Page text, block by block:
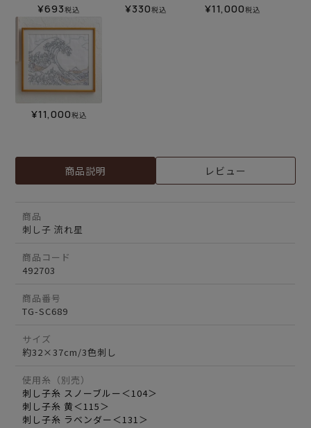
¥693税込 ¥330税込 ¥11,000税込
¥11,000税込
商品説明 レビュー
商品
刺し子 流れ星
商品コード
492703
商品番号
TG-SC689
サイズ
約32×37cm/3色刺し
使用糸（別売）
刺し子糸 スノーブルー＜104＞
刺し子糸 黄＜115＞
刺し子糸 ラベンダー＜131＞